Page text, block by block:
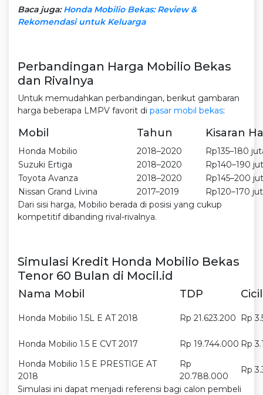
Baca juga:Honda Mobilio Bekas: Review &
Rekomendasi untuk Keluarga
Perbandingan Harga Mobilio Bekas
dan Rivalnya
Untuk memudahkan perbandingan, berikut gambaran
harga beberapa LMPV favorit di pasar mobil bekas:
Mobil Tahun Kisaran
Honda Mobilio 2018–2020
Rp135–180
Suzuki Ertiga
2018–2020
Rp140–190
Toyota Avanza
2018–2020
Rp145–200
Nissan Grand Livina
2017–2019
Rp120–170
Dari sisi harga, Mobilio berada di posisi yang cukup
kompetitif dibanding rival-rivalnya.
Simulasi Kredit Honda Mobilio Bekas
Tenor 60 Bulan di Mocil.id
Nama Mobil TDP
Honda Mobilio 1.5L E AT 2018 Rp 21.623.200 Rp
Honda Mobilio 1.5 E CVT 2017 Rp 19.744.000 Rp
Honda Mobilio 1.5 E PRESTIGE AT
2018
Rp
20.788.000
Rp
Simulasi ini dapat menjadi referensi bagi calon pembeli